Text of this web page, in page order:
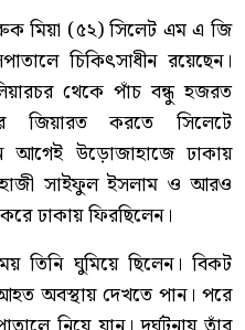
মিয়া (৫২) সিলেট এম এ জি
চিকিৎসাধীন রয়েছেন।
থেকে পাঁচ বন্ধু হজরত
জিয়ারত করতে সিলেটে
আগেই উড়োজাহাজে ঢাকায়
সাইফুল ইসলাম ও আরও
ঢাকায় ফিরছিলেন।
তিনি ঘুমিয়ে ছিলেন। বিকট
অবস্থায় দেখতে পান। পরে